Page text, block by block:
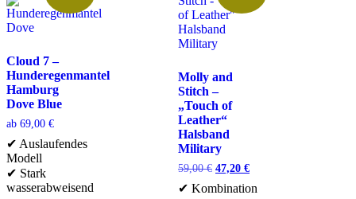
Cloud 7 –
Hunderegenmantel
Hamburg
Dove Blue
ab 69,00 €
✔ Auslaufendes
Modell
✔ Stark
wasserabweisend
Molly and
Stitch –
„Touch of
Leather“
Halsband
Military
59,00€ 47,20 €
✔ Kombination